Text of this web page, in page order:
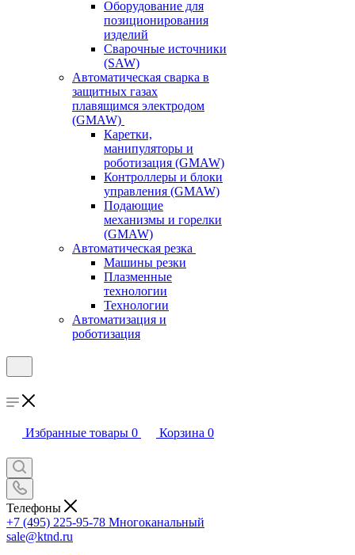
Оборудование для
позиционирования
изделий
Сварочные источники
(SAW)
Автоматическая сварка в
защитных газах
плавящимся электродом
(GMAW)
Каретки,
манипуляторы и
роботизация (GMAW)
Контроллеры и блоки
управления (GMAW)
Подающие
механизмы и горелки
(GMAW)
Автоматическая резка
Машины резки
Плазменные
технологии
Технологии
Автоматизация и
роботизация
Избранные товары 0 Корзина 0
Телефоны
+7 (495) 225-95-78 Многоканальный
sale@ktnd.ru